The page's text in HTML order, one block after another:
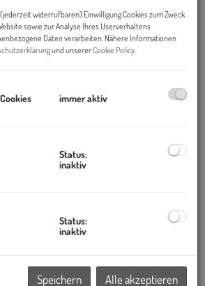
Park bietet seinen Mietern auf insgesamt
an die jeweiligen spezifischen
Design sind mit Raumkühlung
Verbindungen nach ganz Europa.
man in weniger als 15 Minuten die Wiener
widerrufbaren) Einwilligung Cookies zum Zweck
sowie zur Analyse Ihres Userverhaltens
Daten verarbeiten. Nähere Informationen
und unsererCookie Policy.
immer aktiv
Status:
inaktiv
Status:
inaktiv
Speichern Alle akzeptieren